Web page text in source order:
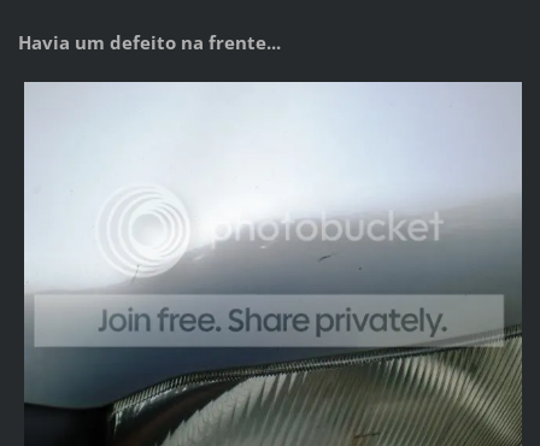
Havia um defeito na frente...